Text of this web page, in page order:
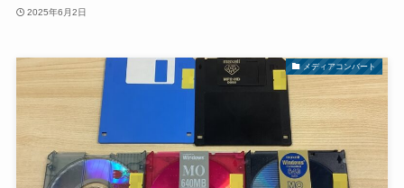
2025年6月2日
メディアコンバート